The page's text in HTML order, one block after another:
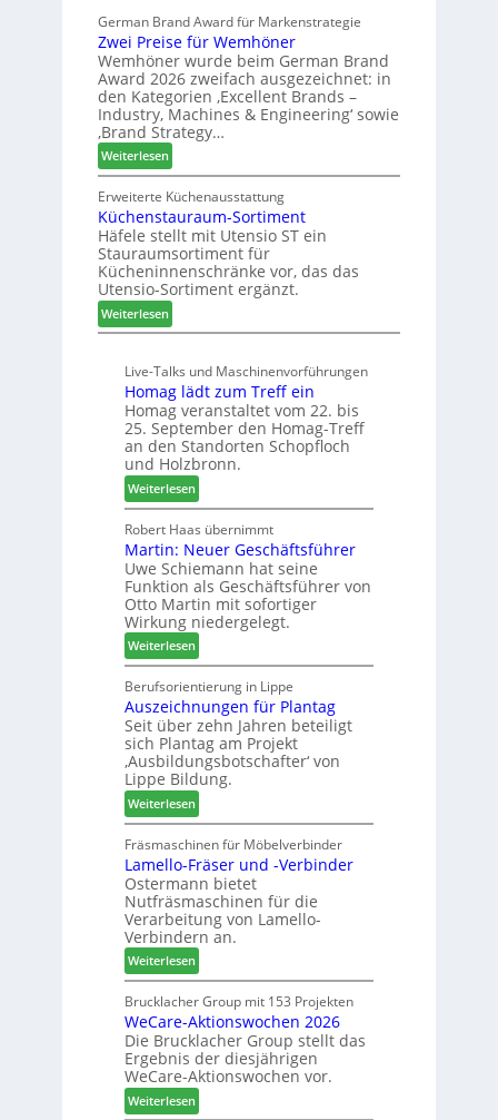
t
Z
u
k
u
n
f
t
s
t
F
ü
h
r
u
n
g
a
n
v
e
d
i
u
n
d
H
u
b
t
e
x
s
t
e
n
a
u
s
German Brand Award für Markenstrategie
Zwei Preise für Wemhöner
Wemhöner wurde beim German Brand
Award 2026 zweifach ausgezeichnet: in
den Kategorien ‚Excellent Brands –
Industry, Machines & Engineering‘ sowie
‚Brand Strategy…
Weiterlesen:
Z
w
e
i
P
r
e
i
s
f
ü
r
W
e
m
h
ö
n
e
r
Erweiterte Küchenausstattung
Küchenstauraum-Sortiment
Häfele stellt mit Utensio ST ein
Stauraumsortiment für
Kücheninnenschränke vor, das das
Utensio-Sortiment ergänzt.
Weiterlesen:
K
c
h
e
n
s
t
a
u
r
a
u
m
-
S
o
r
t
i
m
e
n
t
Live-Talks und Maschinenvorführungen
Homag lädt zum Treff ein
Homag veranstaltet vom 22. bis
25. September den Homag-Treff
an den Standorten Schopfloch
und Holzbronn.
Weiterlesen:
H
o
m
a
g
l
ä
d
t
z
u
m
T
r
e
f
f
e
i
n
Robert Haas übernimmt
Martin: Neuer Geschäftsführer
Uwe Schiemann hat seine
Funktion als Geschäftsführer von
Otto Martin mit sofortiger
Wirkung niedergelegt.
Weiterlesen:
M
a
r
t
i
n
:
N
e
u
e
r
G
e
s
c
h
ä
f
t
s
f
ü
Berufsorientierung in Lippe
Auszeichnungen für Plantag
Seit über zehn Jahren beteiligt
sich Plantag am Projekt
‚Ausbildungsbotschafter‘ von
Lippe Bildung.
Weiterlesen:
A
u
s
z
e
i
c
h
n
u
n
g
e
n
f
Fräsmaschinen für Möbelverbinder
Lamello-Fräser und -Verbinder
Ostermann bietet
Nutfräsmaschinen für die
Verarbeitung von Lamello-
Verbindern an.
Weiterlesen:
L
a
m
e
l
l
o
Brucklacher Group mit 153 Projekten
WeCare-Aktionswochen 2026
Die Brucklacher Group stellt das
Ergebnis der diesjährigen
WeCare-Aktionswochen vor.
Weiterlesen: